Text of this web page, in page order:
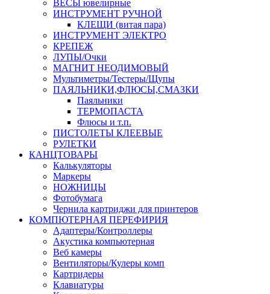
ВЕСЫ ювелирные
ИНСТРУМЕНТ РУЧНОЙ
КЛЕЩИ (витая пара)
ИНСТРУМЕНТ ЭЛЕКТРО
КРЕПЕЖ
ЛУПЫ/Очки
МАГНИТ НЕОДИМОВЫЙ
Мультиметры/Тестеры/Щупы
ПАЯЛЬНИКИ,ФЛЮСЫ,СМАЗКИ
Паяльники
ТЕРМОПАСТА
Флюсы и т.п.
ПИСТОЛЕТЫ КЛЕЕВЫЕ
РУЛЕТКИ
КАНЦТОВАРЫ
Калькуляторы
Маркеры
НОЖНИЦЫ
Фотобумага
Чернила картриджи для принтеров
КОМПЮТЕРНАЯ ПЕРЕФИРИЯ
Адаптеры/Контроллеры
Акустика компьютерная
Веб камеры
Вентиляторы/Кулеры комп
Картридеры
Клавиатуры